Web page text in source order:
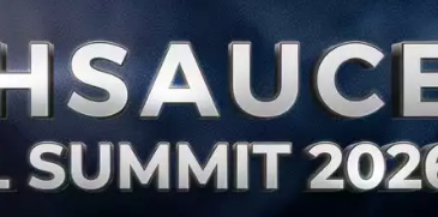
ชาติของเบอร์เกอร์จากพืช อีกทั้งเรายังได้มีการ
ดชื่อดังของไทยรังสรรค์เมนู กระเพราไม่เนื้อ ที่
ย เพื่อเป็นการผลักดันให้ผลิตภัณฑ์ของคนไทย